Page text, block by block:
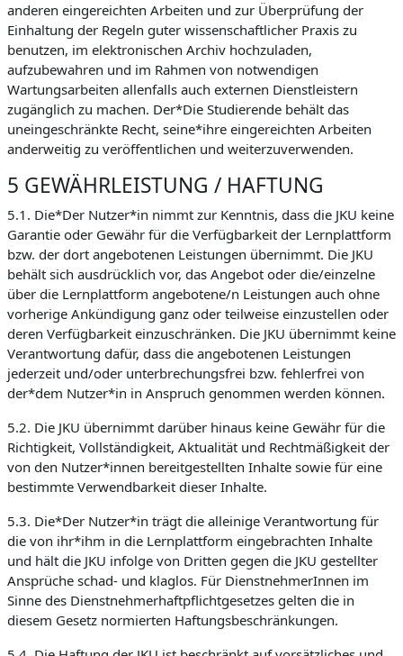
anderen eingereichten Arbeiten und zur Überprüfung der
Einhaltung der Regeln guter wissenschaftlicher Praxis zu
benutzen, im elektronischen Archiv hochzuladen,
aufzubewahren und im Rahmen von notwendigen
Wartungsarbeiten allenfalls auch externen Dienstleistern
zugänglich zu machen. Der*Die Studierende behält das
uneingeschränkte Recht, seine*ihre eingereichten Arbeiten
anderweitig zu veröffentlichen und weiterzuverwenden.
5 GEWÄHRLEISTUNG / HAFTUNG
5.1. Die*Der Nutzer*in nimmt zur Kenntnis, dass die JKU keine
Garantie oder Gewähr für die Verfügbarkeit der Lernplattform
bzw. der dort angebotenen Leistungen übernimmt. Die JKU
behält sich ausdrücklich vor, das Angebot oder die/einzelne
über die Lernplattform angebotene/n Leistungen auch ohne
vorherige Ankündigung ganz oder teilweise einzustellen oder
deren Verfügbarkeit einzuschränken. Die JKU übernimmt keine
Verantwortung dafür, dass die angebotenen Leistungen
jederzeit und/oder unterbrechungsfrei bzw. fehlerfrei von
der*dem Nutzer*in in Anspruch genommen werden können.
5.2. Die JKU übernimmt darüber hinaus keine Gewähr für die
Richtigkeit, Vollständigkeit, Aktualität und Rechtmäßigkeit der
von den Nutzer*innen bereitgestellten Inhalte sowie für eine
bestimmte Verwendbarkeit dieser Inhalte.
5.3. Die*Der Nutzer*in trägt die alleinige Verantwortung für
die von ihr*ihm in die Lernplattform eingebrachten Inhalte
und hält die JKU infolge von Dritten gegen die JKU gestellter
Ansprüche schad- und klaglos. Für DienstnehmerInnen im
Sinne des Dienstnehmerhaftpflichtgesetzes gelten die in
diesem Gesetz normierten Haftungsbeschränkungen.